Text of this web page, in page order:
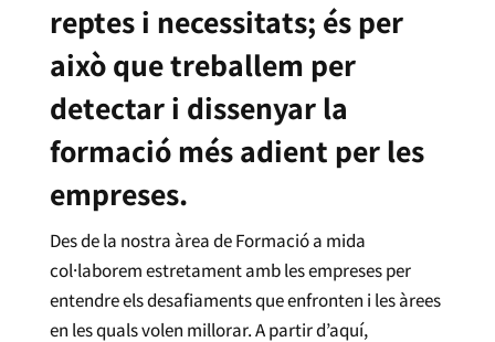
reptes i necessitats; és per
això que treballem per
detectar i dissenyar la
formació més adient per les
empreses.
Des de la nostra àrea de Formació a mida
col·laborem estretament amb les empreses per
entendre els desafiaments que enfronten i les àrees
en les quals volen millorar. A partir d’aquí,